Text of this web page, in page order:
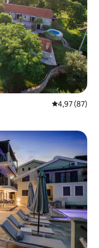
Évaluation
4,97 (87)